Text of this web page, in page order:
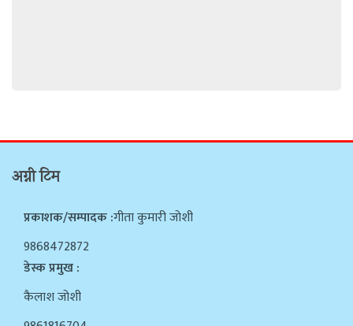
अग्नी टिम
प्रकाशक/सम्पादक :गीता कुमारी जोशी
9868472872
डेस्क प्रमुख :
कैलाश जोशी